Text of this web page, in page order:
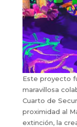
Este proyecto
maravillosa
Cuarto de
proximidad al
extinción, la